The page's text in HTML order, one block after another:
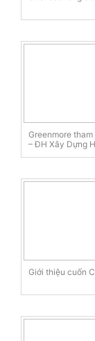
Greenmore
– ĐH Xây Dựng
Giới thiệu cuốn